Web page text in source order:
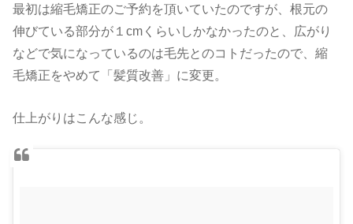
最初は縮毛矯正のご予約を頂いていたのですが、根元の
伸びている部分が１cmくらいしかなかったのと、広がり
などで気になっているのは毛先とのコトだったので、縮
毛矯正をやめて「髪質改善」に変更。
仕上がりはこんな感じ。